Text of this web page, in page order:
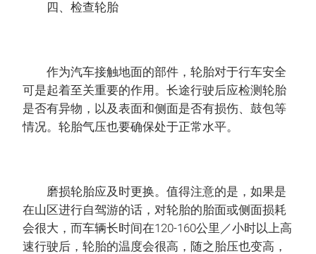
四、检查轮胎
作为汽车接触地面的部件，轮胎对于行车安全
可是起着至关重要的作用。长途行驶后应检测轮胎
是否有异物，以及表面和侧面是否有损伤、鼓包等
情况。轮胎气压也要确保处于正常水平。
磨损轮胎应及时更换。值得注意的是，如果是
在山区进行自驾游的话，对轮胎的胎面或侧面损耗
会很大，而车辆长时间在120-160公里／小时以上高
速行驶后，轮胎的温度会很高，随之胎压也变高，